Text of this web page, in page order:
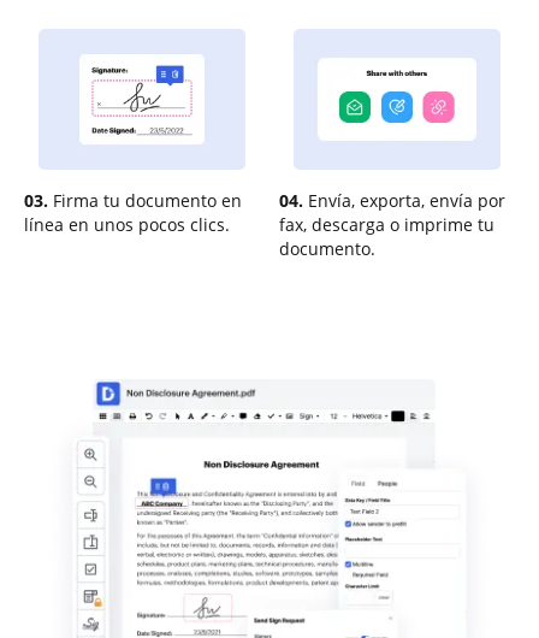
03. Firma tu documento en
línea en unos pocos clics.
04. Envía, exporta, envía por
fax, descarga o imprime tu
documento.